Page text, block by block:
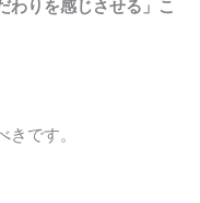
わりを感じさせる」こ
です。